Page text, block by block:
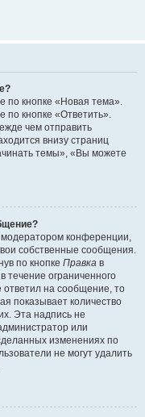
по кнопке «Новая тема».
кнопке «Ответить».
чем отправить
внизу страниц
темы», «Вы можете
конференции,
собственные сообщения.
по кнопке Правка в
течение ограниченного
ответил на сообщение, то
показывает количество
Эта надпись не
или
изменениях по
не могут удалить